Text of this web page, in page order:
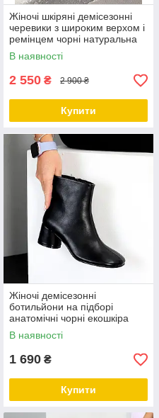
Жіночі шкіряні демісезонні
черевики з широким верхом і
ремінцем чорні натуральна
шкіра
В наявності
2 550 ₴ 2 900 ₴
Купити
Жіночі демісезонні
ботильйони на підборі
анатомічні чорні екошкіра
В наявності
1 690 ₴
Купити